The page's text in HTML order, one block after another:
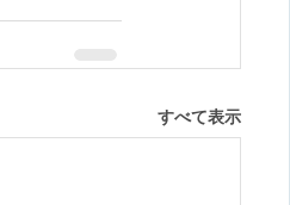
すべて表示